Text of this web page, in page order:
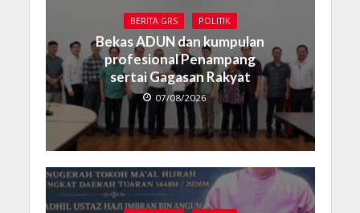
BERITA GRS POLITIK
Bekas ADUN dan kumpulan
profesional Penampang
sertai Gagasan Rakyat
07/08/2026